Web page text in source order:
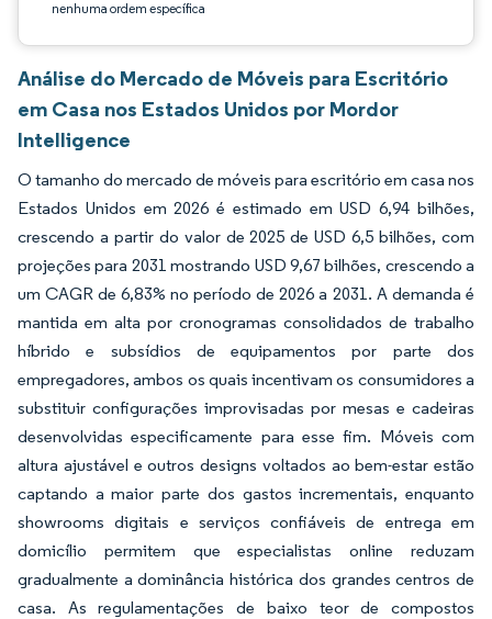
nenhuma ordem específica
Análise do Mercado de Móveis para Escritório
em Casa nos Estados Unidos por Mordor
Intelligence
O tamanho do mercado de móveis para escritório em casa nos
Estados Unidos em 2026 é estimado em USD 6,94 bilhões,
crescendo a partir do valor de 2025 de USD 6,5 bilhões, com
projeções para 2031 mostrando USD 9,67 bilhões, crescendo a
um CAGR de 6,83% no período de 2026 a 2031. A demanda é
mantida em alta por cronogramas consolidados de trabalho
híbrido e subsídios de equipamentos por parte dos
empregadores, ambos os quais incentivam os consumidores a
substituir configurações improvisadas por mesas e cadeiras
desenvolvidas especificamente para esse fim. Móveis com
altura ajustável e outros designs voltados ao bem-estar estão
captando a maior parte dos gastos incrementais, enquanto
showrooms digitais e serviços confiáveis de entrega em
domicílio permitem que especialistas online reduzam
gradualmente a dominância histórica dos grandes centros de
casa. As regulamentações de baixo teor de compostos